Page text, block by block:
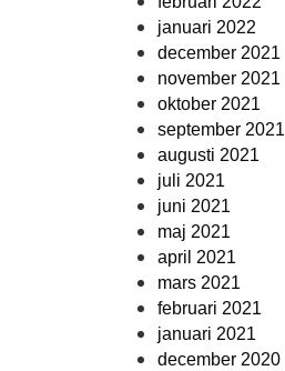
januari 2022
december 2021
november 2021
oktober 2021
september 2021
augusti 2021
juli 2021
juni 2021
maj 2021
april 2021
mars 2021
februari 2021
januari 2021
december 2020